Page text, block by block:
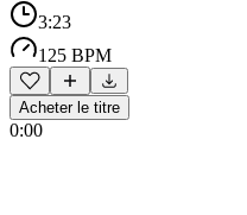
3:23
125 BPM
Acheter le titre
0:00